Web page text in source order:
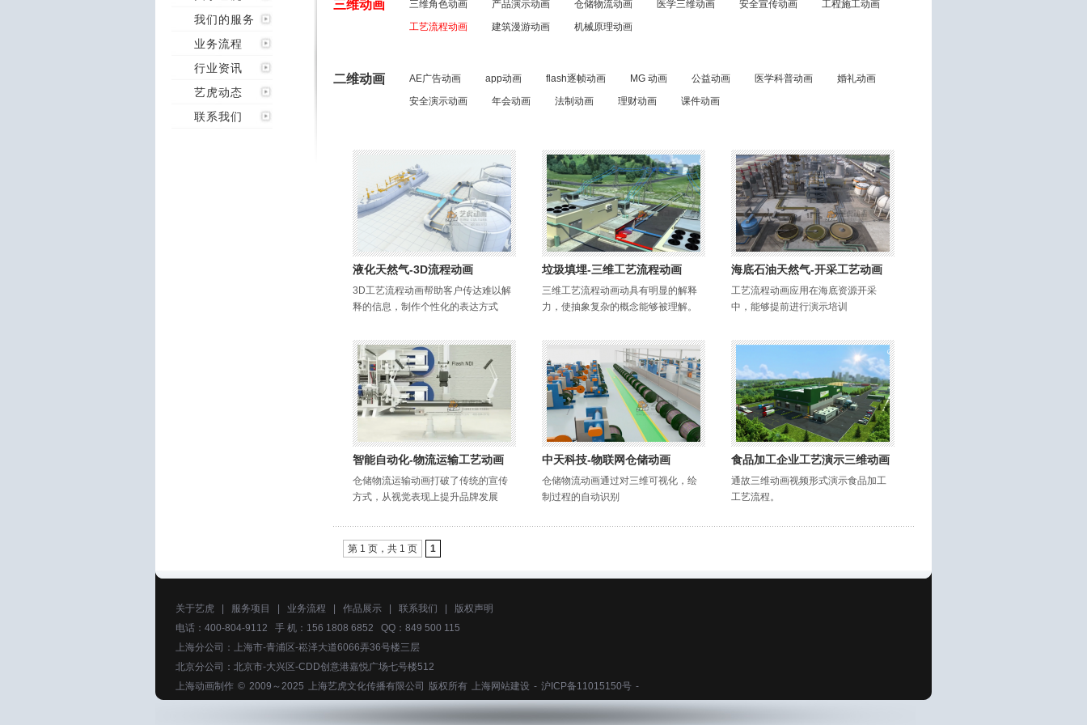
我们的服务
业务流程
行业资讯
艺虎动态
联系我们
三维动画 三维角色动画 产品演示动画 仓储物流动画 医学三维动画 安全宣传动画
工程施工动画
工艺流程动画
建筑漫游动画 机械原理动画
二维动画 AE广告动画 app动画 flash逐帧动画 MG 动画 公益动画 医学科普动画
婚礼动画
安全演示动画
年会动画 法制动画 理财动画 课件动画
液化天然气-3D流程动画
3D工艺流程动画帮助客户传达难以解
释的信息，制作个性化的表达方式
垃圾填埋-三维工艺流程动画
三维工艺流程动画动具有明显的解释
力，使抽象复杂的概念能够被理解。
海底石油天然气-开采工艺动画
工艺流程动画应用在海底资源开采
中，能够提前进行演示培训
智能自动化-物流运输工艺动画
仓储物流运输动画打破了传统的宣传
方式，从视觉表现上提升品牌发展
中天科技-物联网仓储动画
仓储物流动画通过对三维可视化，绘
制过程的自动识别
食品加工企业工艺演示三维动画
通故三维动画视频形式演示食品加工
工艺流程。
第 1 页，共 1 页 1
关于艺虎 服务项目 业务流程 作品展示 联系我们
版权声明
电话：400-804-9112 手 机：156 1808 6852 QQ：849 500 115
上海分公司：上海市-青浦区-崧泽大道6066弄36号楼三层
北京分公司：北京市-大兴区-CDD创意港嘉悦广场七号楼512
上海动画制作 © 2009～2025 上海艺虎文化传播有限公司 版权所有 上海网站建设 - 沪ICP备11015150号 -